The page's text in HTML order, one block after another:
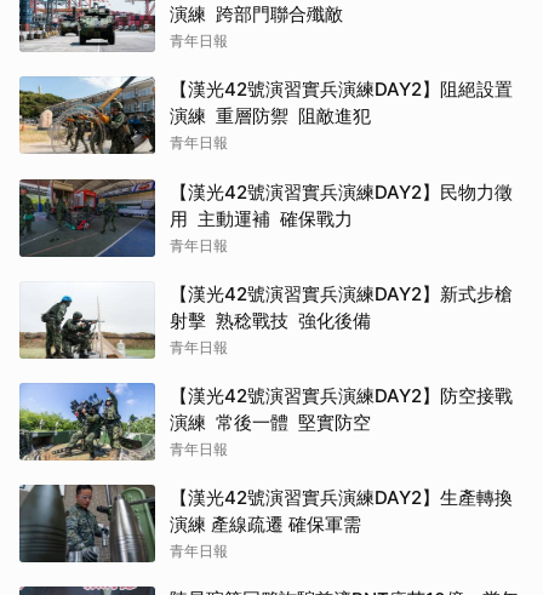
演練 跨部門聯合殲敵
青年日報
【漢光42號演習實兵演練DAY2】阻絕設置
演練 重層防禦 阻敵進犯
青年日報
【漢光42號演習實兵演練DAY2】民物力徵
用 主動運補 確保戰力
青年日報
【漢光42號演習實兵演練DAY2】新式步槍
射擊 熟稔戰技 強化後備
青年日報
【漢光42號演習實兵演練DAY2】防空接戰
演練 常後一體 堅實防空
青年日報
【漢光42號演習實兵演練DAY2】生產轉換
演練 產線疏遷 確保軍需
青年日報